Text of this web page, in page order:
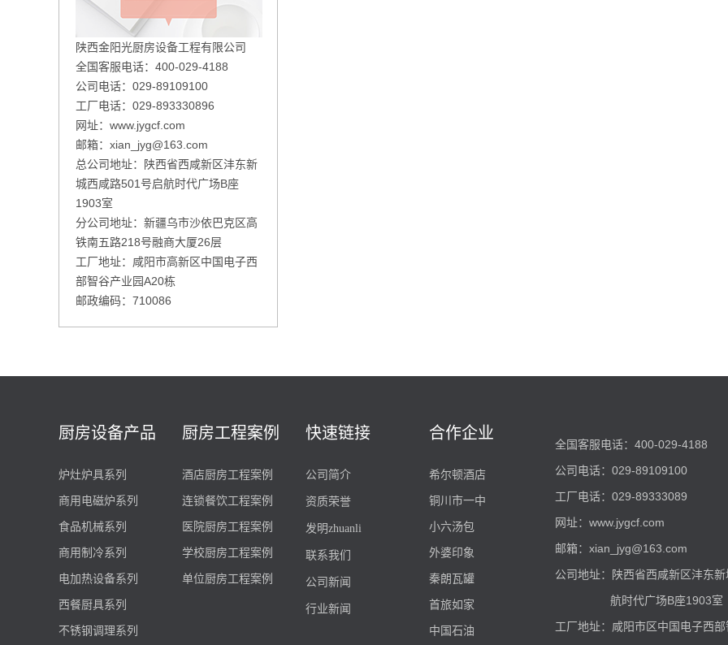
陕西金阳光厨房设备工程有限公司
全国客服电话：400-029-4188
公司电话：029-89109100
工厂电话：029-893330896
网址： www.jygcf.com
邮箱：xian_jyg@163.com
总公司地址：陕西省西咸新区沣东新
城西咸路501号启航时代广场B座
1903室
分公司地址：新疆乌市沙依巴克区高
铁南五路218号融商大厦26层
工厂地址：咸阳市高新区中国电子西
部智谷产业园A20栋
邮政编码：710086
厨房设备产品
炉灶炉具系列
商用电磁炉系列
食品机械系列
商用制冷系列
电加热设备系列
西餐厨具系列
不锈钢调理系列
厨房工程案例
酒店厨房工程案例
连锁餐饮工程案例
医院厨房工程案例
学校厨房工程案例
单位厨房工程案例
快速链接
公司简介
资质荣誉
发明zhuanli
联系我们
公司新闻
行业新闻
合作企业
希尔顿酒店
铜川市一中
小六汤包
外婆印象
秦朗瓦罐
首旅如家
中国石油
全国客服电话：400-029-4188
公司电话：029-89109100
工厂电话：029-89333089
网址： www.jygcf.com
邮箱：xian_jyg@163.com
公司地址：陕西省西咸新区沣东
航时代广场B座1903室
工厂地址：咸阳市区中国电子西